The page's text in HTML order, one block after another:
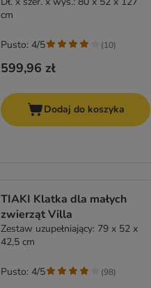
cm
599,96 zł
Pusto: 4/5 (10)
Dodaj do koszyka
TIAKI Klatka dla małych
zwierząt Villa
Zestaw uzupełniający: 79 x 52 x
42,5 cm
Pusto: 4/5 (98)